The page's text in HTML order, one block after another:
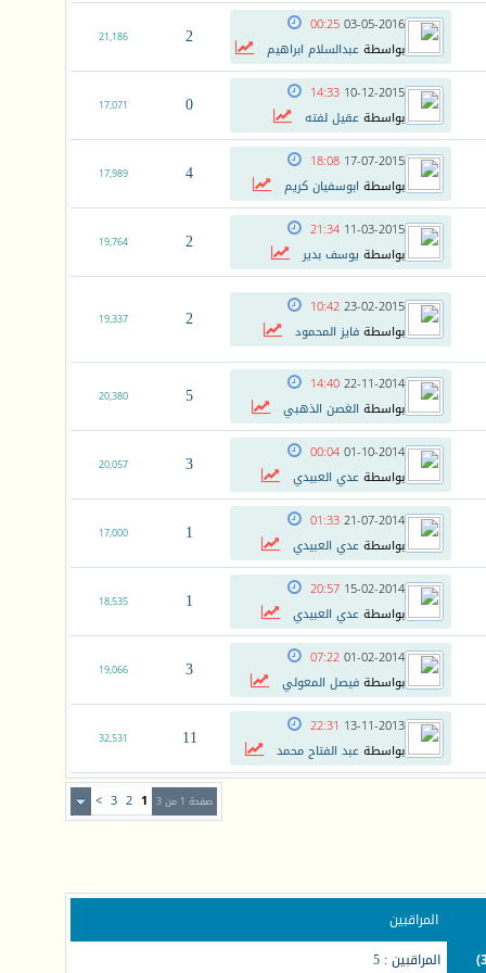
03-05-2016
00:25
بواسطةعبدالسلام ابراهيم 2
21,186
10-12-2015
14:33
بواسطةعقيل لفته 0
17,071
17-07-2015
18:08
بواسطة ابوسفيان كريم 4
17,989
11-03-2015
21:34
بواسطة يوسف بدير 2
19,764
23-02-2015
10:42
بواسطةفايز المحمود 2
19,337
22-11-2014
14:40
بواسطة الغصن الذهبي 5
20,380
01-10-2014
00:04
بواسطةعدي العبيدي 3
20,057
21-07-2014
01:33
بواسطةعدي العبيدي 1
17,000
15-02-2014
20:57
بواسطةعدي العبيدي 1
18,535
01-02-2014
07:22
بواسطةفيصل المعولي 3
19,066
13-11-2013
22:31
بواسطةعبد الفتاح محمد 11
32,531
صفحة 1 من 3 1
2
3
>
المراقبين
المراقبين : 5